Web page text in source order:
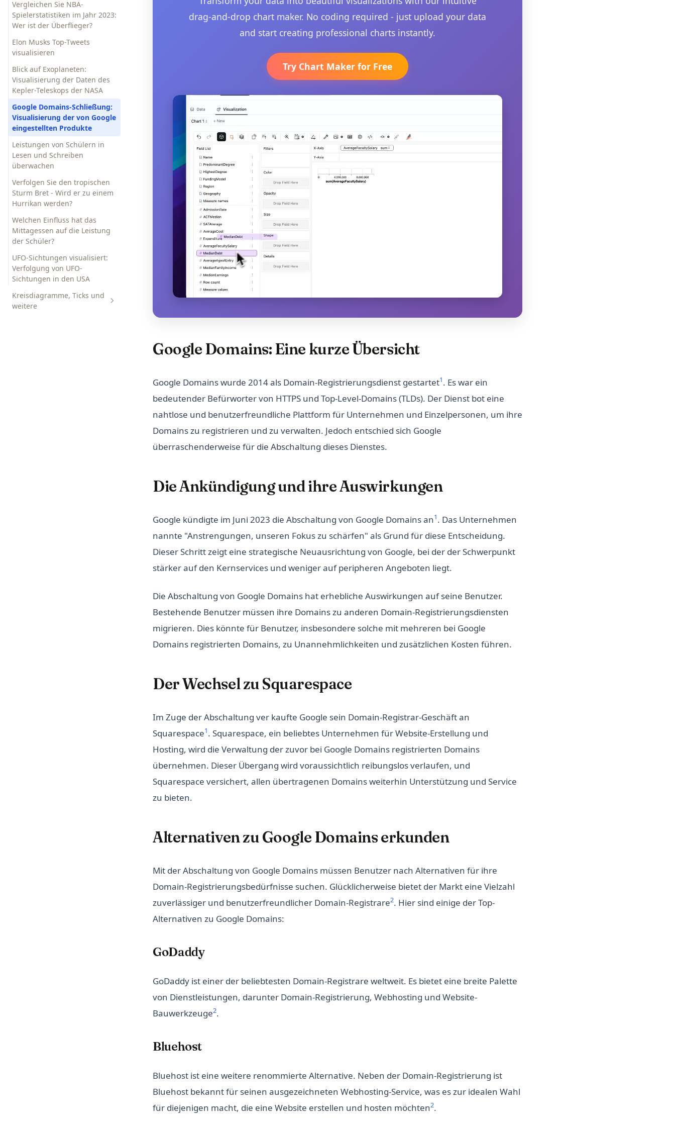
Vergleichen Sie NBA-
Spielerstatistiken im Jahr 2023:
Wer ist der Überflieger?
Elon Musks Top-Tweets
visualisieren
Blick auf Exoplaneten:
Visualisierung der Daten des
Kepler-Teleskops der NASA
Google Domains-Schließung:
Visualisierung der von Google
eingestellten Produkte
Leistungen von Schülern in
Lesen und Schreiben
überwachen
Verfolgen Sie den tropischen
Sturm Bret - Wird er zu einem
Hurrikan werden?
Welchen Einfluss hat das
Mittagessen auf die Leistung
der Schüler?
UFO-Sichtungen visualisiert:
Verfolgung von UFO-
Sichtungen in den USA
Kreisdiagramme, Ticks und
weitere
drag-and-drop chart maker. No coding required - just upload your data
and start creating professional charts instantly.
Try Chart Maker for Free
Google Domains: Eine kurze Übersicht
Google Domains wurde 2014 als Domain-Registrierungsdienst gestartet1. Es war ein
bedeutender Befürworter von HTTPS und Top-Level-Domains (TLDs). Der Dienst bot eine
nahtlose und benutzerfreundliche Plattform für Unternehmen und Einzelpersonen, um ihre
Domains zu registrieren und zu verwalten. Jedoch entschied sich Google
überraschenderweise für die Abschaltung dieses Dienstes.
Die Ankündigung und ihre Auswirkungen
Google kündigte im Juni 2023 die Abschaltung von Google Domains an1. Das Unternehmen
nannte "Anstrengungen, unseren Fokus zu schärfen" als Grund für diese Entscheidung.
Dieser Schritt zeigt eine strategische Neuausrichtung von Google, bei der der Schwerpunkt
stärker auf den Kernservices und weniger auf peripheren Angeboten liegt.
Die Abschaltung von Google Domains hat erhebliche Auswirkungen auf seine Benutzer.
Bestehende Benutzer müssen ihre Domains zu anderen Domain-Registrierungsdiensten
migrieren. Dies könnte für Benutzer, insbesondere solche mit mehreren bei Google
Domains registrierten Domains, zu Unannehmlichkeiten und zusätzlichen Kosten führen.
Der Wechsel zu Squarespace
Im Zuge der Abschaltung ver kaufte Google sein Domain-Registrar-Geschäft an
Squarespace1. Squarespace, ein beliebtes Unternehmen für Website-Erstellung und
Hosting, wird die Verwaltung der zuvor bei Google Domains registrierten Domains
übernehmen. Dieser Übergang wird voraussichtlich reibungslos verlaufen, und
Squarespace versichert, allen übertragenen Domains weiterhin Unterstützung und Service
zu bieten.
Alternativen zu Google Domains erkunden
Mit der Abschaltung von Google Domains müssen Benutzer nach Alternativen für ihre
Domain-Registrierungsbedürfnisse suchen. Glücklicherweise bietet der Markt eine Vielzahl
zuverlässiger und benutzerfreundlicher Domain-Registrare2. Hier sind einige der Top-
Alternativen zu Google Domains:
GoDaddy
GoDaddy ist einer der beliebtesten Domain-Registrare weltweit. Es bietet eine breite Palette
von Dienstleistungen, darunter Domain-Registrierung, Webhosting und Website-
Bauwerkzeuge2.
Bluehost
Bluehost ist eine weitere renommierte Alternative. Neben der Domain-Registrierung ist
Bluehost bekannt für seinen ausgezeichneten Webhosting-Service, was es zur idealen Wahl
für diejenigen macht, die eine Website erstellen und hosten möchten2.